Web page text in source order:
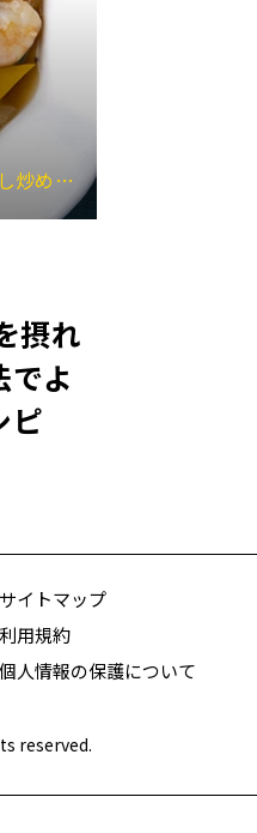
レシピ
摂れ
でよ
ピ
サイトマップ
利用規約
個人情報の保護について
reserved.